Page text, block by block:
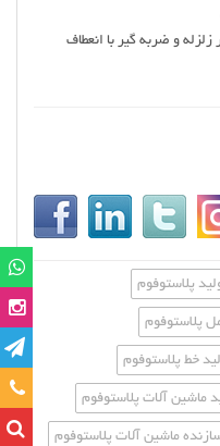
و ضربه گیر با انعطاف
پلاستوفوم
پلاستوفوم
خط پلاستوفوم
ماشین آلات پلاستوفوم
ماشین آلات پلاستوفوم